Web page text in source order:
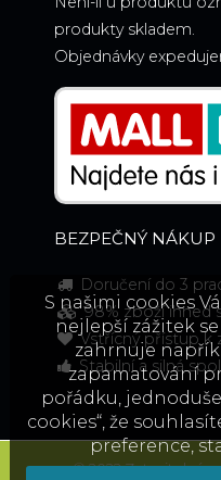
S našimi cookies
nejlepší zážitek
zahrnuje
zapamatování
pořádku,
cookies“, že
preference,
produkty skladem.
Objednávky
BEZPEČNÝ NÁKUP
Doručení do 3
98% zboží ihned
Vstřícný přístup k
Stabilní a silná
© 2022 Zatavitelné